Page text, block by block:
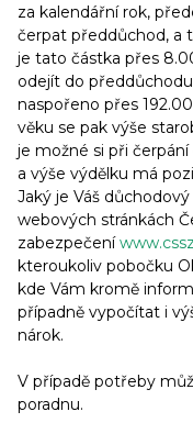
za kalendářní rok,
čerpat předdůchod, a
je tato částka přes
odejít do
naspořeno přes
věku se pak výše
je možné si při
a výše výdělku má
Jaký je Váš
webových stránkách
zabezpečení
kteroukoliv pobočku
kde Vám kromě
případně vypočítat i
nárok.
V případě potřeby
poradnu.